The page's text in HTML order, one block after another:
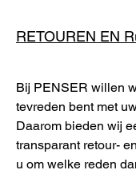
RETOUREN EN
Bij PENSER willen
tevreden bent met
Daarom bieden wij
transparant retour-
u om welke reden